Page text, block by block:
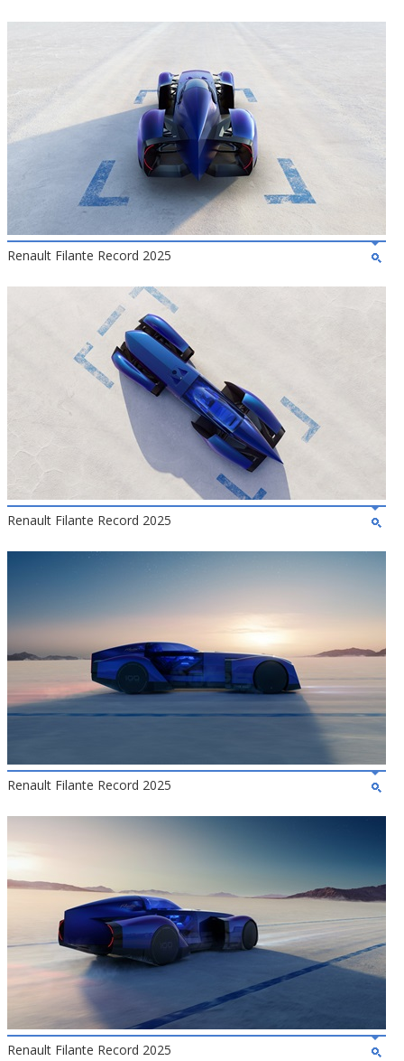
Renault Filante Record 2025
Renault Filante Record 2025
Renault Filante Record 2025
Renault Filante Record 2025